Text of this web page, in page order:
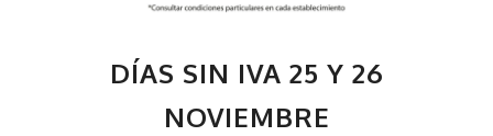
DÍAS SIN IVA 25 Y 26
NOVIEMBRE